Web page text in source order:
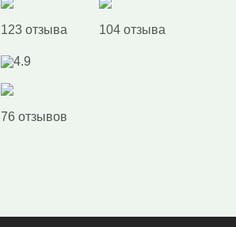
123 отзыва 104 отзыва
4.9
76 отзывов